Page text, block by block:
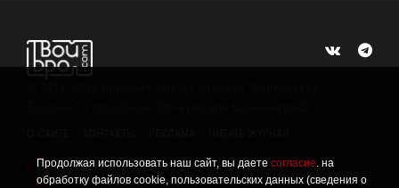
Продолжая использовать наш сайт, вы даете согласие. на
обработку файлов cookie, пользовательских данных (сведения о
! Политика конфиденциальности